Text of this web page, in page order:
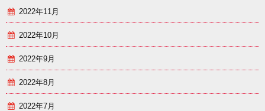
2022年11月
2022年10月
2022年9月
2022年8月
2022年7月